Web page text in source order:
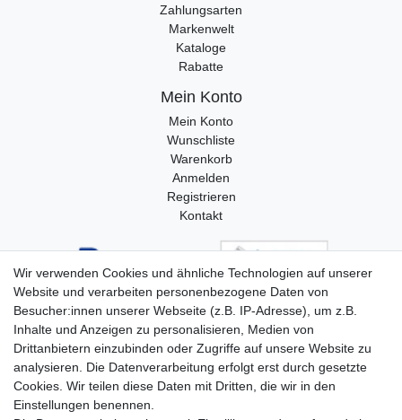
Zahlungsarten
Markenwelt
Kataloge
Rabatte
Mein Konto
Mein Konto
Wunschliste
Warenkorb
Anmelden
Registrieren
Kontakt
Wir verwenden Cookies und ähnliche Technologien auf unserer
Website und verarbeiten personenbezogene Daten von
Besucher:innen unserer Webseite (z.B. IP-Adresse), um z.B.
Inhalte und Anzeigen zu personalisieren, Medien von
Drittanbietern einzubinden oder Zugriffe auf unsere Website zu
analysieren. Die Datenverarbeitung erfolgt erst durch gesetzte
Cookies. Wir teilen diese Daten mit Dritten, die wir in den
Einstellungen benennen.